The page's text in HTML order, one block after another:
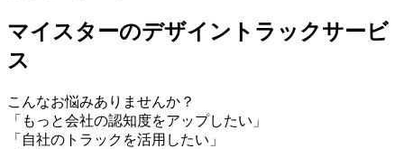
マイスターのデザイントラックサービ
ス
こんなお悩みありませんか？
「もっと会社の認知度をアップしたい」
「自社のトラックを活用したい」